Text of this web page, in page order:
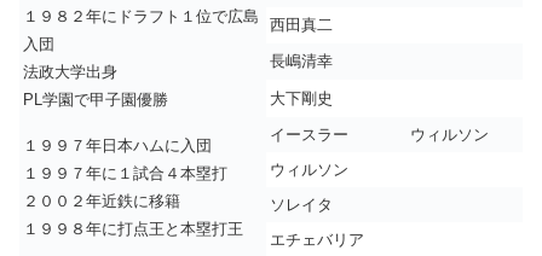
１９８２年にドラフト１位で広島
入団
法政大学出身
PL学園で甲子園優勝
西田真二
長嶋清幸
大下剛史
１９９７年日本ハムに入団
１９９７年に１試合４本塁打
２００２年近鉄に移籍
１９９８年に打点王と本塁打王
イースラー
ウィルソン
ウィルソン
ソレイタ
エチェバリア